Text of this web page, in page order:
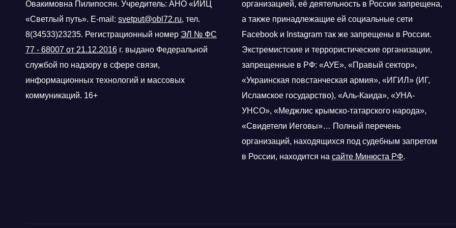
Овакимовна Пилипосян. Учредитель: АНО «ИИЦ
«Светлый путь». E-mail: svetput@obl72.ru, тел.
8(34533)23235. Регистрационный номер ЭЛ № ФС
77 - 68007 от 21.12.2016 г. выдано Федеральной
службой по надзору в сфере связи,
информационных технологий и массовых
коммуникаций. 16+
организацией, её деятельность в России запрещена,
а также принадлежащие ей социальные сети
Facebook и Instagram так же запрещены в России.
Экстремистские и террористические организации,
запрещенные в РФ: «АУЕ», «Правый сектор»,
«Украинская повстанческая армия», «ИГИЛ» (ИГ,
Исламское государство), «Аль-Каида», «УНА-
УНСО», «Меджлис крымско-татарского народа»,
«Свидетели Иеговы»… Полный перечень
организаций, находящихся под судебным запретом
в России, находится на сайте Минюста РФ.